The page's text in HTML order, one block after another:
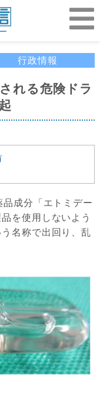
行政情報
れる危険ドラ
成分「エトミデー
を使用しないよう
名称で出回り、乱